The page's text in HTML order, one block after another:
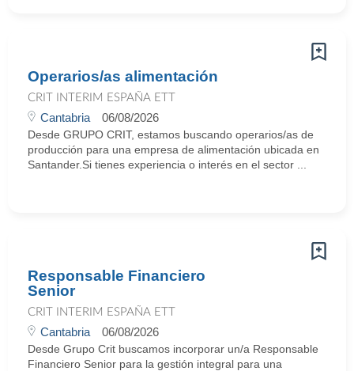
Operarios/as alimentación
CRIT INTERIM ESPAÑA ETT
Cantabria 06/08/2026
Desde GRUPO CRIT, estamos buscando operarios/as de
producción para una empresa de alimentación ubicada en
Santander.Si tienes experiencia o interés en el sector ...
Responsable Financiero
Senior
CRIT INTERIM ESPAÑA ETT
Cantabria 06/08/2026
Desde Grupo Crit buscamos incorporar un/a Responsable
Financiero Senior para la gestión integral para una